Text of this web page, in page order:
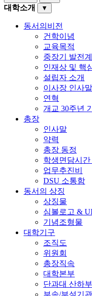
대학소개 ▼
동서의비전
건학이념
교육목적
중장기 발전
인재상 및 핵
설립자 소개
이사장 인사말
연혁
개교 30주년
총장
인사말
약력
총장 동정
학생면담시간
업무추진비
DSU 소통함
동서의 상징
상징물
심볼로고 &
기념조형물
대학기구
조직도
위원회
총장직속
대학본부
단과대 산하
부속/부설기관